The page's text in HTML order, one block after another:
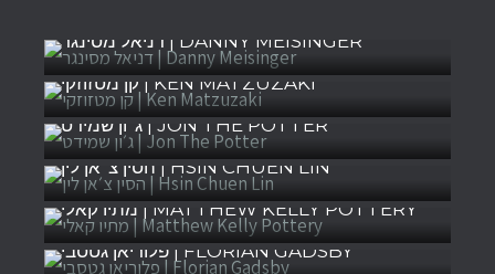
דניאל מסינגר | DANNY MEISINGER
קן מטזוזקי | KEN MATZUZAKI
ג׳ון שמידט | JON THE POTTER
הסין צ׳אן לין | HSIN CHUEN LIN
מתיו קאלי | MATTHEW KELLY POTTERY
פלוריאן גטסבי | FLORIAN GADSBY